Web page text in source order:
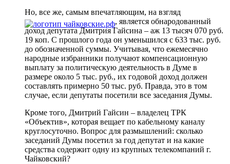
Но, все же, самым впечатляющим, на взгляд
, является обнародованный
доход депутата Дмитрия Гайсина – аж 13 тысяч 070 руб.
19 коп. С прошлого года он уменьшился с 633 тыс. руб.
до обозначенной суммы. Учитывая, что ежемесячно
народные избранники получают компенсационную
выплату за политическую деятельность в Думе в
размере около 5 тыс. руб., их годовой доход должен
составлять примерно 50 тыс. руб. Правда, это в том
случае, если депутаты посетили все заседания Думы.
Кроме того, Дмитрий Гайсин – владелец ТРК
«Объектив», которая вещает по кабельному каналу
круглосуточно. Вопрос для размышлений: сколько
заседаний Думы посетил за год депутат и на какие
средства содержит одну из крупных телекомпаний г.
Чайковский?